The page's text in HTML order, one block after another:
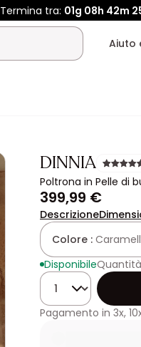
Termina tra: 01g 08h 42m
DINNIA
Poltrona in Pelle di
399,99 €
Descrizione
Colore :
Disponibile
Quantità
Pagamento in 3x,